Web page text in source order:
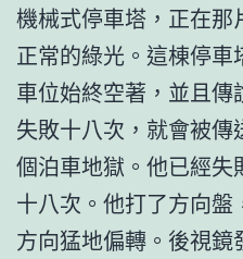
機械式停車塔，正在
正常的綠光。這棟停
車位始終空著，並且
失敗十八次，就會被傳
個泊車地獄。他已經
十八次。他打了方向
方向猛地偏轉。後視鏡